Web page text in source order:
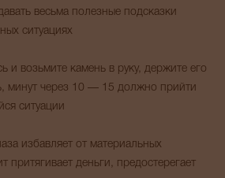
весьма полезные подсказки
ситуациях
и возьмите камень в руку, держите его
минут через 10 — 15 должно прийти
ситуации
избавляет от материальных
притягивает деньги, предостерегает